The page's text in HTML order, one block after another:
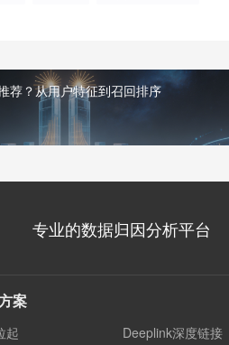
荐？从用户特征到召回排序
专业的数据归因分析平台
案
起
Deeplink深度链接